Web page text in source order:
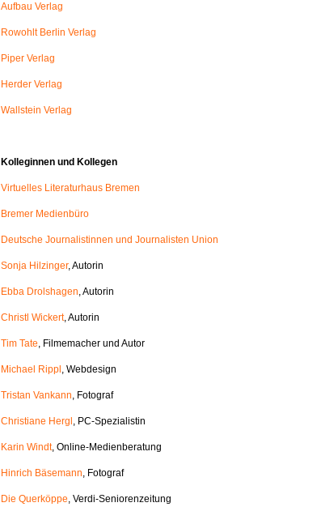
Aufbau Verlag
Rowohlt Berlin Verlag
Piper Verlag
Herder Verlag
Wallstein Verlag
Kolleginnen und Kollegen
Virtuelles Literaturhaus Bremen
Bremer Medienbüro
Deutsche Journalistinnen und Journalisten Union
Sonja Hilzinger, Autorin
Ebba Drolshagen, Autorin
Christl Wickert, Autorin
Tim Tate, Filmemacher und Autor
Michael Rippl , Webdesign
Tristan Vankann, Fotograf
Christiane Hergl , PC-Spezialistin
Karin Windt, Online-Medienberatung
Hinrich Bäsemann, Fotograf
Die Querköppe, Verdi-Seniorenzeitung